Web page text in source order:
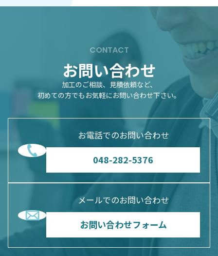
CONTACT
お問い合わせ
加工のご相談、見積依頼など、
初めての方でもお気軽にお問い合わせ下さい。
お電話でのお問い合わせ
048-282-5376
メールでのお問い合わせ
お問い合わせフォーム